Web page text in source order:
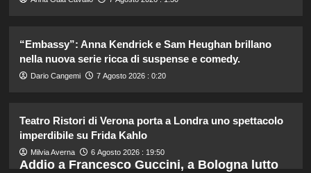
2
Rihanna in lingerie: dopo 10 anni, è
tornata in studio per il nuovo album!
3
Soraya: “Ho tradito” e rompe il
silenzio
“Embassy”: Anna Kendrick e Sam Heughan brillano
nella nuova serie ricca di suspense e comedy.
Dario Cangemi 7 Agosto 2026 : 0:20
Teatro Ristori di Verona porta a Londra uno spettacolo
imperdibile su Frida Kahlo
Milvia Averna 6 Agosto 2026 : 19:50
Addio a Francesco Guccini, a Bologna lutto